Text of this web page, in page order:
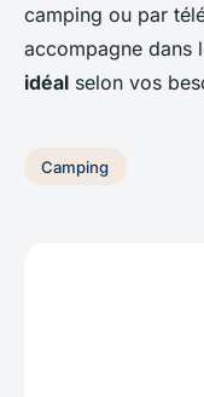
camping ou par
accompagne dans
idéal selon vos
Camping